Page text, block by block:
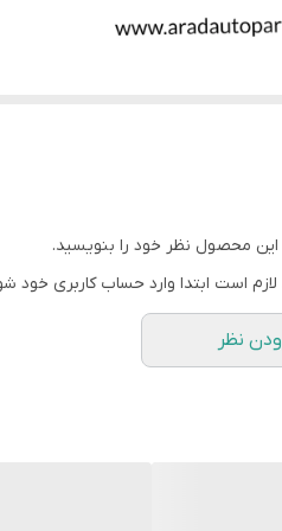
این محصول نظر خود را بنویسید.
است ابتدا وارد حساب کاربری خود
نظر